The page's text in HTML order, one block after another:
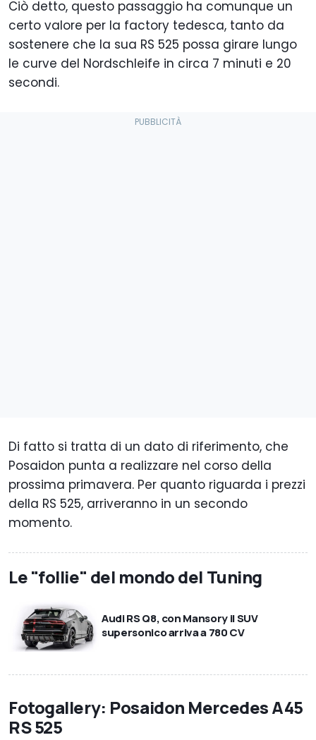
Ciò detto, questo passaggio ha comunque un
certo valore per la factory tedesca, tanto da
sostenere che la sua RS 525 possa girare lungo
le curve del Nordschleife in circa 7 minuti e 20
secondi.
Di fatto si tratta di un dato di riferimento, che
Posaidon punta a realizzare nel corso della
prossima primavera. Per quanto riguarda i prezzi
della RS 525, arriveranno in un secondo
momento.
Le "follie" del mondo del Tuning
Audi RS Q8, con Mansory il SUV
supersonico arriva a 780 CV
Fotogallery: Posaidon Mercedes A45
RS 525